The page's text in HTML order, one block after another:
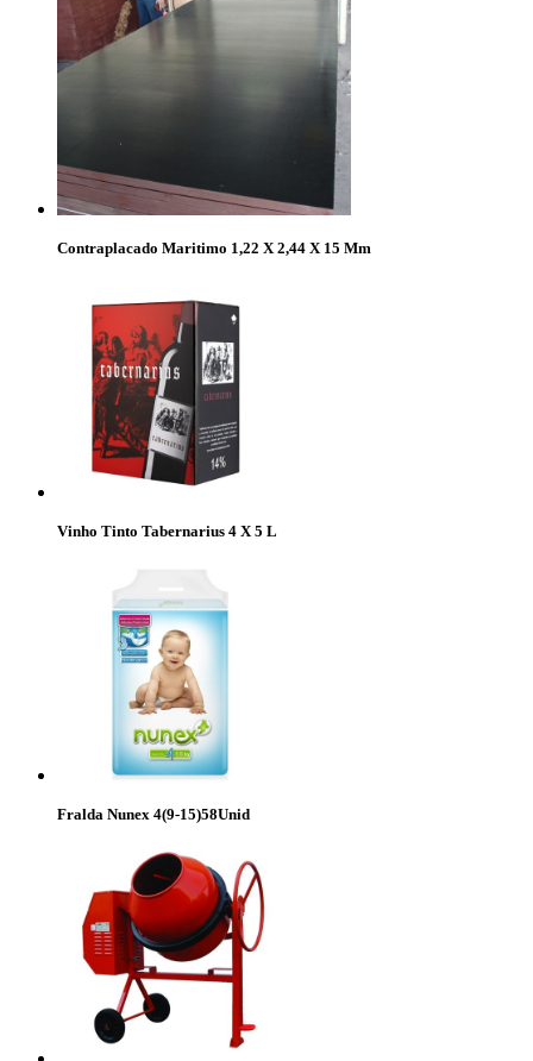
Contraplacado Maritimo 1,22 X 2,44 X 15 Mm
Vinho Tinto Tabernarius 4 X 5 L
Fralda Nunex 4(9-15)58Unid